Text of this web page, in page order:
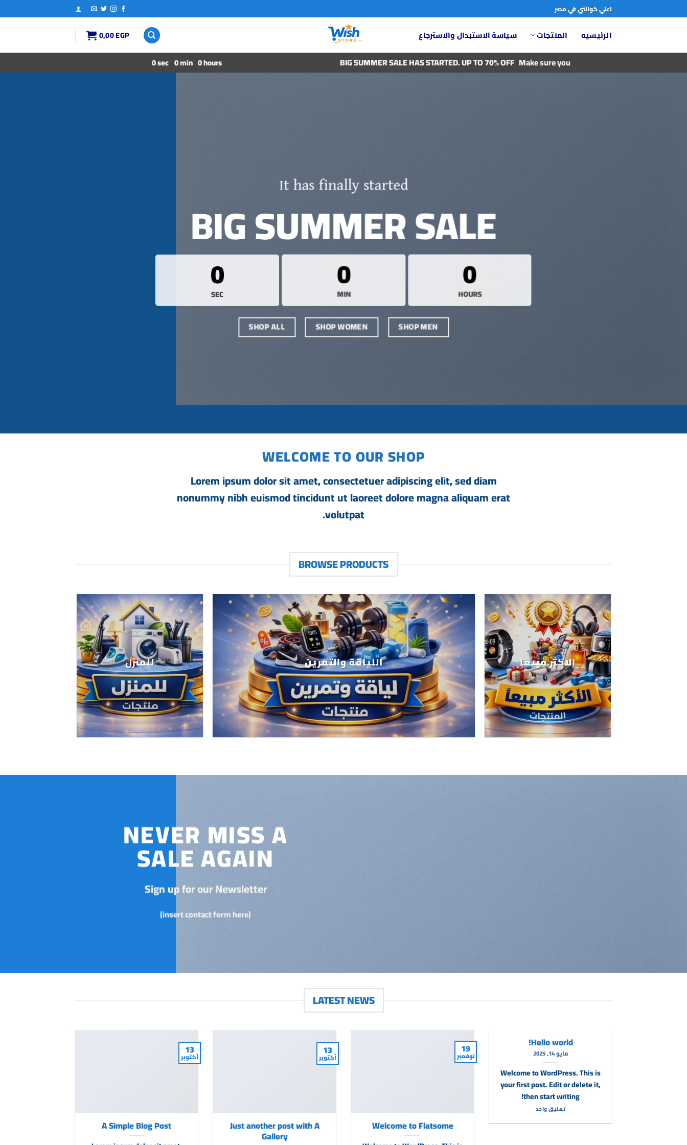
للمحتوى
اعلي كوالتي في مصر
الرئيسيه المنتجات سياسة الاستبدال والاسترجاع 0,00EGP
BIG SUMMER SALE HAS STARTED. UP TO 70% OFF Make sure you
0hours
0min
0sec
It has finally started
BIG SUMMER SALE
0
HOURS
0
MIN
0
SEC
SHOP MEN
SHOP WOMEN
SHOP ALL
WELCOME TO OUR SHOP
Lorem ipsum dolor sit amet, consectetuer adipiscing elit, sed diam
nonummy nibh euismod tincidunt ut laoreet dolore magna aliquam erat
volutpat.
BROWSE PRODUCTS
الاكثر مبيعا اللياقة والتمرين للمنزل
NEVER MISS A
SALE AGAIN
Sign up for our Newsletter
(insert contact form here)
LATEST NEWS
Hello world!
مايو 14, 2025
Welcome to WordPress. This is
your first post. Edit or delete it,
then start writing!
تعليق واحد
Welcome to Flatsome
19
نوفمبر
Just another post with A
Gallery
13
أكتوبر
A Simple Blog Post
13
أكتوبر